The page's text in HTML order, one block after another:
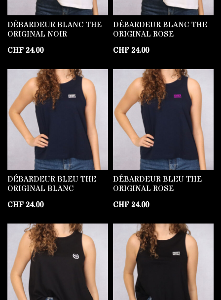
DÉBARDEUR BLANC THE
ORIGINAL NOIR
CHF24.00
DÉBARDEUR BLANC THE
ORIGINAL ROSE
CHF24.00
DÉBARDEUR BLEU THE
ORIGINAL BLANC
CHF24.00
DÉBARDEUR BLEU THE
ORIGINAL ROSE
CHF24.00